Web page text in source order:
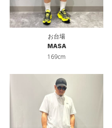
お台場
MASA
169cm